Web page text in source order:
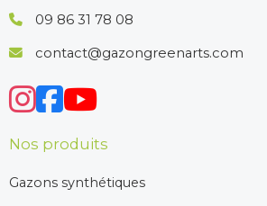
09 86 31 78 08
contact@gazongreenarts.com
Nos produits
Gazons synthétiques